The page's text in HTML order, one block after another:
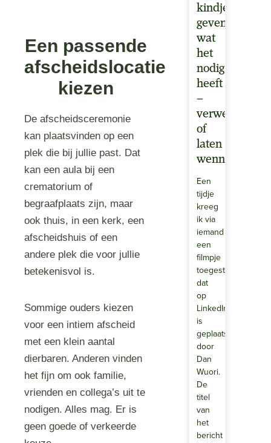
Een passende
afscheidslocatie
kiezen
De afscheidsceremonie
kan plaatsvinden op een
plek die bij jullie past. Dat
kan een aula bij een
crematorium of
begraafplaats zijn, maar
ook thuis, in een kerk, een
afscheidshuis of een
andere plek die voor jullie
betekenisvol is.
Sommige ouders kiezen
voor een intiem afscheid
met een klein aantal
dierbaren. Anderen vinden
het fijn om ook familie,
vrienden en collega’s uit te
nodigen. Alles mag. Er is
geen goede of verkeerde
kindje
geven
wat
het
nodig
heeft
–
verwennen
of
laten
wennen?
Een
tijdje
kreeg
ik via
iemand
een
filmpje
toegestuurd
dat
op
LinkedIn
is
geplaatst
door
Dan
Wuori.
De
titel
van
het
bericht